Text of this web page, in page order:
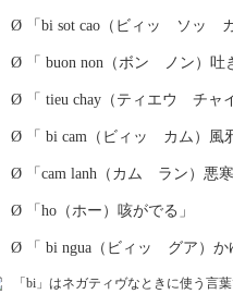
ッ
情
に
動
し
す
Ø 「 bi sot cao （ビィッ ソッ カ
Ø 「 buon non （ボン ノン）吐
Ø 「 tieu chay （ティエウ チャ
Ø 「 bi cam （ビィッ カム）風
Ø 「 cam lanh （カム ラン）悪寒
Ø 「 ho （ホー）咳がでる」
Ø 「 bi ngua （ビィッ グア）か
「 bi 」はネガティヴなときに使う言葉